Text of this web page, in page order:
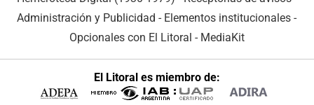
Administración y Publicidad - Elementos institucionales -
Opcionales con El Litoral - MediaKit
El Litoral es miembro de: